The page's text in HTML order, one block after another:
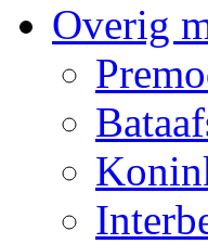
Overig